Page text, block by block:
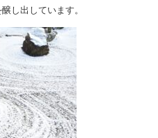
し出しています。